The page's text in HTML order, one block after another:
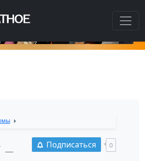
Подписаться 0
—